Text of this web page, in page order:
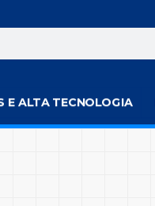
E ALTA TECNOLOGIA